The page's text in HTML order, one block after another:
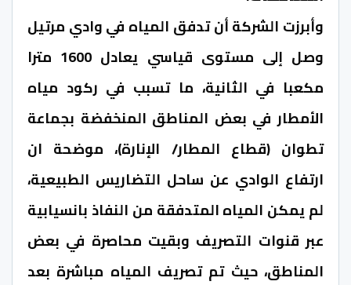
وأبرزت الشركة أن تدفق المياه في وادي مرتيل
وصل إلى مستوى قياسي يعادل 1600 مترا
مكعبا في الثانية، ما تسبب في ركود مياه
الأمطار في بعض المناطق المنخفضة بجماعة
تطوان (قطاع المطار/ الإنارة)، موضحة ان
ارتفاع الوادي عن ساحل التضاريس الطبيعية،
لم يمكن المياه المتدفقة من النفاذ بانسيابية
عبر قنوات التصريف وبقيت محاصرة في بعض
المناطق، حيث تم تصريف المياه مباشرة بعد